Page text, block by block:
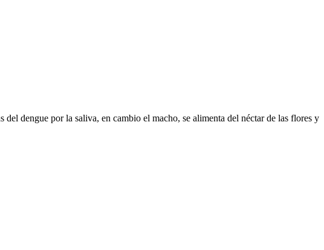
dengue por la saliva, en cambio el macho, se alimenta del néctar de las flores y